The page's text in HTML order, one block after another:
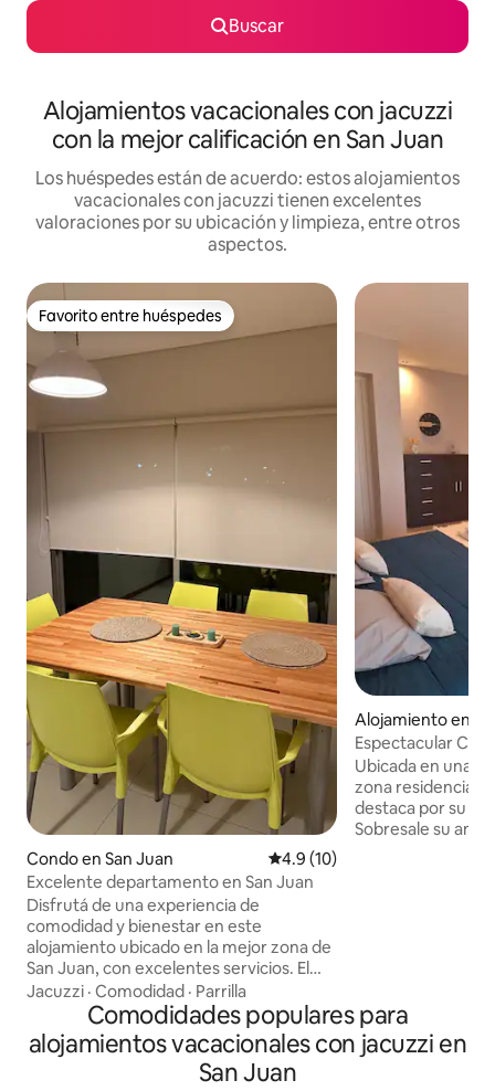
Buscar
Alojamientos vacacionales con jacuzzi
con la mejor calificación en San Juan
Los huéspedes están de acuerdo: estos alojamientos
vacacionales con jacuzzi tienen excelentes
valoraciones por su ubicación y limpieza, entre otros
aspectos.
Favorito entre huéspedes
Favorito entre huéspedes
Condo en San Juan Calificación promedio: 4.9 de
4.9 (10)
Excelente departamento en San Juan
Disfrutá de una experiencia de
comodidad y bienestar en este
alojamiento ubicado en la mejor zona de
San Juan, con excelentes servicios. El
edificio cuenta con fácil acceso,
ascensor, cochera interna y externa,
gimnasio, parrilla y espacios comunes
hermosos, a pocos metros farmacias,
combustible, y paseos de compras y
Jacuzzi · Comodidad · Parrilla
Alojamiento en
Espectacular
residencial
Ubicada en una
zona residencial,
destaca por su
Sobresale su
cómoda estadía
Comodidades populares para
alojamientos vacacionales con jacuzzi en
San Juan